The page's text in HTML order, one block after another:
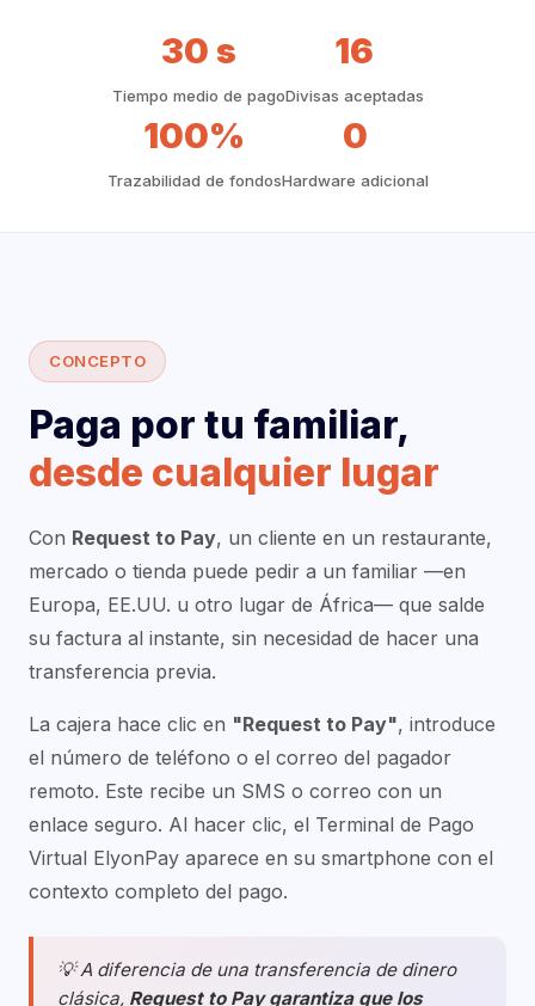
30 s
Tiempo medio de pago
16
Divisas aceptadas
100%
Trazabilidad de fondos
0
Hardware adicional
CONCEPTO
Paga por tu familiar,
desde cualquier lugar
Con Request to Pay, un cliente en un restaurante,
mercado o tienda puede pedir a un familiar —en
Europa, EE.UU. u otro lugar de África— que salde
su factura al instante, sin necesidad de hacer una
transferencia previa.
La cajera hace clic en "Request to Pay", introduce
el número de teléfono o el correo del pagador
remoto. Este recibe un SMS o correo con un
enlace seguro. Al hacer clic, el Terminal de Pago
Virtual ElyonPay aparece en su smartphone con el
contexto completo del pago.
💡 A diferencia de una transferencia de dinero
clásica, Request to Pay garantiza que los